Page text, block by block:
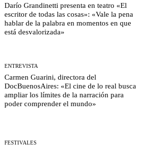
Darío Grandinetti presenta en teatro «El
escritor de todas las cosas»: «Vale la pena
hablar de la palabra en momentos en que
está desvalorizada»
ENTREVISTA
Carmen Guarini, directora del
DocBuenosAires: «El cine de lo real busca
ampliar los límites de la narración para
poder comprender el mundo»
FESTIVALES